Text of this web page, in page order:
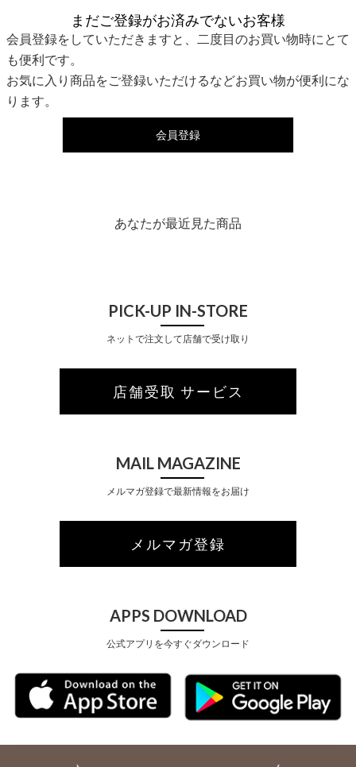
まだご登録がお済みでないお客様
会員登録をしていただきますと、二度目のお買い物時にとて
も便利です。
お気に入り商品をご登録いただけるなどお買い物が便利にな
ります。
会員登録
あなたが最近見た商品
PICK-UP IN-STORE
ネットで注文して店舗で受け取り
店舗受取 サービス
MAIL MAGAZINE
メルマガ登録で最新情報をお届け
メルマガ登録
APPS DOWNLOAD
公式アプリを今すぐダウンロード